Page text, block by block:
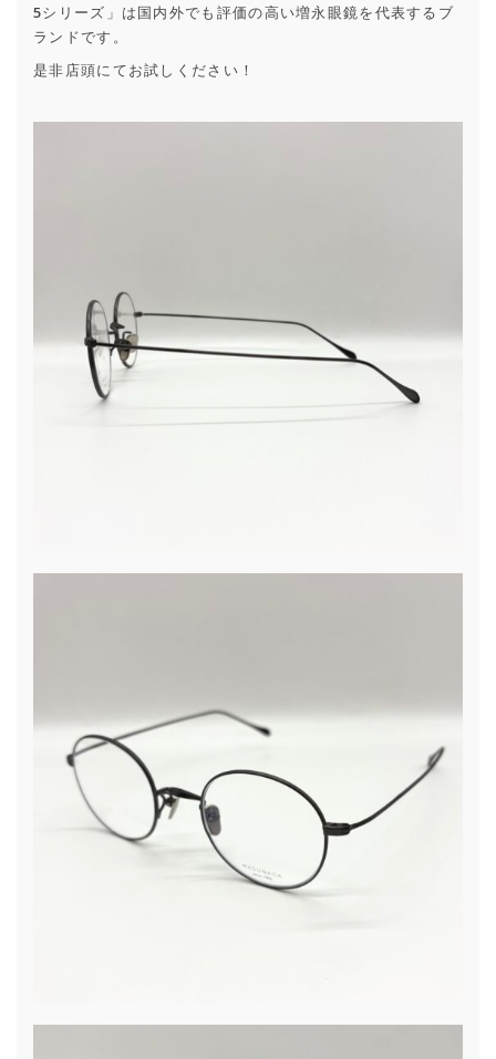
5シリーズ」は国内外でも評価の高い増永眼鏡を代表するブ
ランドです。
是非店頭にてお試しください！